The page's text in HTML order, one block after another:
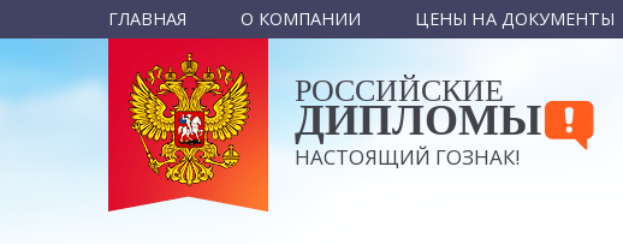
ГЛАВНАЯ О КОМПАНИИ ЦЕНЫ НА ДОКУМЕНТЫ
РОССИЙСКИЕ
ДИПЛОМЫ
НАСТОЯЩИЙ ГОЗНАК!